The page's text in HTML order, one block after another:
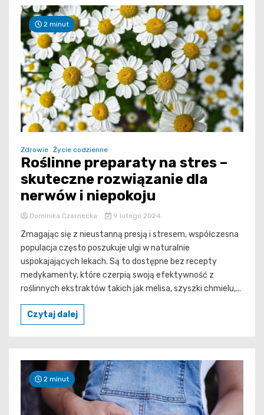
2 minut
Zdrowie Życie codzienne
Roślinne preparaty na stres –
skuteczne rozwiązanie dla
nerwów i niepokoju
Dominika Czarnecka 9 lutego 2024
Zmagając się z nieustanną presją i stresem, współczesna
populacja często poszukuje ulgi w naturalnie
uspokajających lekach. Są to dostępne bez recepty
medykamenty, które czerpią swoją efektywność z
roślinnych ekstraktów takich jak melisa, szyszki chmielu,...
Czytaj dalej
2 minut